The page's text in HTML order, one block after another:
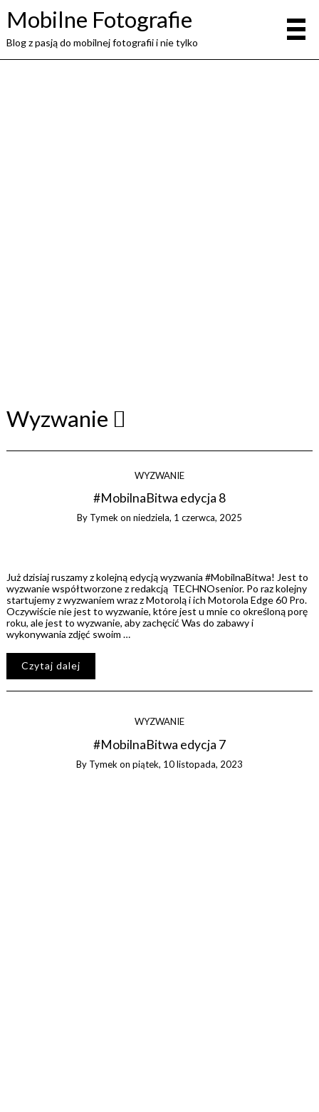
Mobilne Fotografie
Blog z pasją do mobilnej fotografii i nie tylko
Wyzwanie
WYZWANIE
#MobilnaBitwa edycja 8
By Tymek on niedziela, 1 czerwca, 2025
Już dzisiaj ruszamy z kolejną edycją wyzwania #MobilnaBitwa! Jest to
wyzwanie współtworzone z redakcją TECHNOsenior. Po raz kolejny
startujemy z wyzwaniem wraz z Motorolą i ich Motorola Edge 60 Pro.
Oczywiście nie jest to wyzwanie, które jest u mnie co określoną porę
roku, ale jest to wyzwanie, aby zachęcić Was do zabawy i
wykonywania zdjęć swoim …
Czytaj dalej
WYZWANIE
#MobilnaBitwa edycja 7
By Tymek on piątek, 10 listopada, 2023